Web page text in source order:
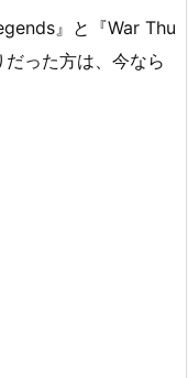
』と『War Thu
った方は、今なら